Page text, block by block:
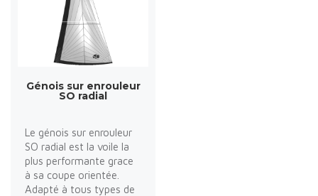
Génois sur enrouleur
SO radial
Le génois sur enrouleur
SO radial est la voile la
plus performante grace
à sa coupe orientée.
Adapté à tous types de